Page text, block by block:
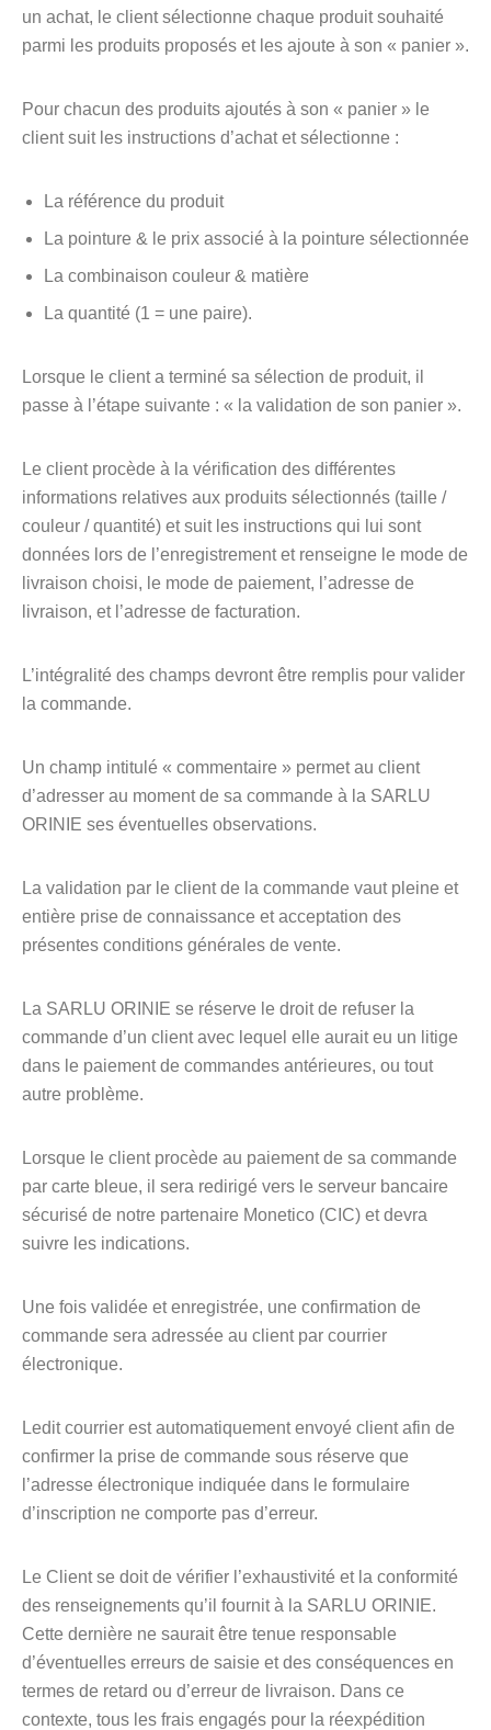
un achat, le client sélectionne chaque produit souhaité
parmi les produits proposés et les ajoute à son « panier ».
Pour chacun des produits ajoutés à son « panier » le
client suit les instructions d’achat et sélectionne :
La référence du produit
La pointure & le prix associé à la pointure sélectionnée
La combinaison couleur & matière
La quantité (1 = une paire).
Lorsque le client a terminé sa sélection de produit, il
passe à l’étape suivante : « la validation de son panier ».
Le client procède à la vérification des différentes
informations relatives aux produits sélectionnés (taille /
couleur / quantité) et suit les instructions qui lui sont
données lors de l’enregistrement et renseigne le mode de
livraison choisi, le mode de paiement, l’adresse de
livraison, et l’adresse de facturation.
L’intégralité des champs devront être remplis pour valider
la commande.
Un champ intitulé « commentaire » permet au client
d’adresser au moment de sa commande à la SARLU
ORINIE ses éventuelles observations.
La validation par le client de la commande vaut pleine et
entière prise de connaissance et acceptation des
présentes conditions générales de vente.
La SARLU ORINIE se réserve le droit de refuser la
commande d’un client avec lequel elle aurait eu un litige
dans le paiement de commandes antérieures, ou tout
autre problème.
Lorsque le client procède au paiement de sa commande
par carte bleue, il sera redirigé vers le serveur bancaire
sécurisé de notre partenaire Monetico (CIC) et devra
suivre les indications.
Une fois validée et enregistrée, une confirmation de
commande sera adressée au client par courrier
électronique.
Ledit courrier est automatiquement envoyé client afin de
confirmer la prise de commande sous réserve que
l’adresse électronique indiquée dans le formulaire
d’inscription ne comporte pas d’erreur.
Le Client se doit de vérifier l’exhaustivité et la conformité
des renseignements qu’il fournit à la SARLU ORINIE.
Cette dernière ne saurait être tenue responsable
d’éventuelles erreurs de saisie et des conséquences en
termes de retard ou d’erreur de livraison. Dans ce
contexte, tous les frais engagés pour la réexpédition